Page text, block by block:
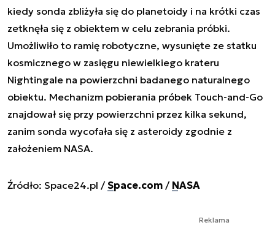
kiedy sonda zbliżyła się do planetoidy i na krótki czas
zetknęła się z obiektem w celu zebrania próbki.
Umożliwiło to ramię robotyczne, wysunięte ze statku
kosmicznego w zasięgu niewielkiego krateru
Nightingale na powierzchni badanego naturalnego
obiektu. Mechanizm pobierania próbek Touch-and-Go
znajdował się przy powierzchni przez kilka sekund,
zanim sonda wycofała się z asteroidy zgodnie z
założeniem NASA.
Źródło: Space24.pl / Space.com / NASA
Reklama